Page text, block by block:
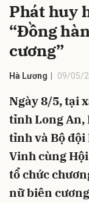
Phát huy
“Đồng
cương”
Hà Lương 09/05/
Ngày 8/5, tại
tỉnh Long An,
tỉnh và Bộ
Vinh cùng
tổ chức
nữ biên